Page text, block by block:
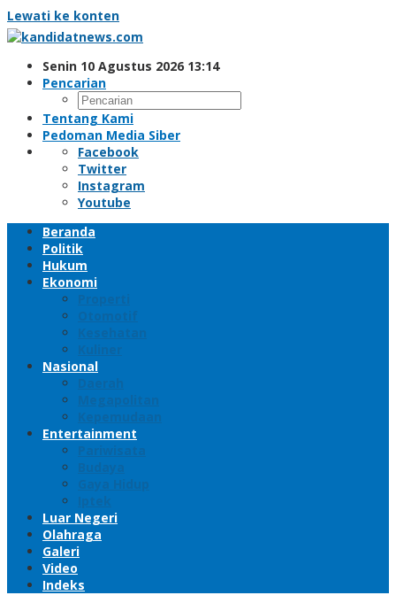
Lewati ke konten
Senin 10 Agustus 2026 13:14
Pencarian
Tentang Kami
Pedoman Media Siber
Facebook
Twitter
Instagram
Youtube
Beranda
Politik
Hukum
Ekonomi
Properti
Otomotif
Kesehatan
Kuliner
Nasional
Daerah
Megapolitan
Kepemudaan
Entertainment
Pariwisata
Budaya
Gaya Hidup
Iptek
Luar Negeri
Olahraga
Galeri
Video
Indeks